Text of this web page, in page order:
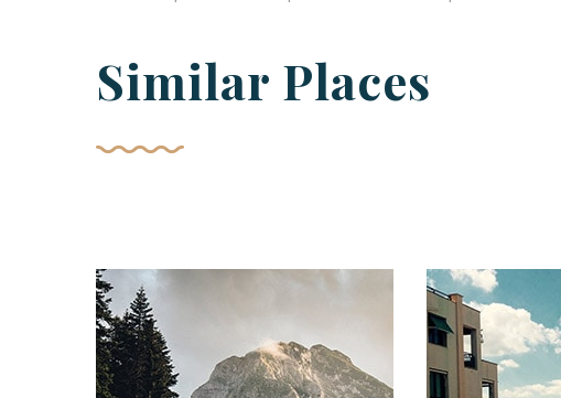
Similar Places